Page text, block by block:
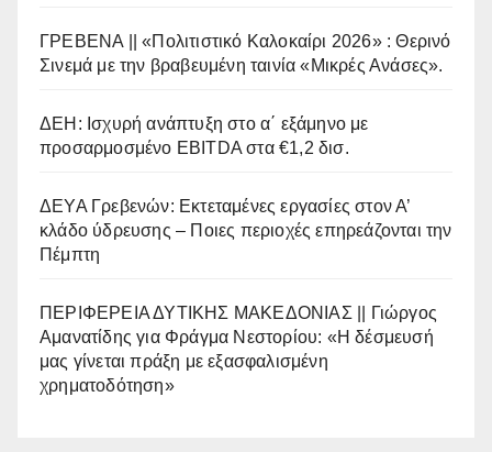
ΓΡΕΒΕΝΑ || «Πολιτιστικό Καλοκαίρι 2026» : Θερινό
Σινεμά με την βραβευμένη ταινία «Μικρές Ανάσες».
ΔΕΗ: Ισχυρή ανάπτυξη στο α΄ εξάμηνο με
προσαρμοσμένο EBITDA στα €1,2 δισ.
ΔΕΥΑ Γρεβενών: Εκτεταμένες εργασίες στον Α’
κλάδο ύδρευσης – Ποιες περιοχές επηρεάζονται την
Πέμπτη
ΠΕΡΙΦΕΡΕΙΑ ΔΥΤΙΚΗΣ ΜΑΚΕΔΟΝΙΑΣ || Γιώργος
Αμανατίδης για Φράγμα Νεστορίου: «Η δέσμευσή
μας γίνεται πράξη με εξασφαλισμένη
χρηματοδότηση»